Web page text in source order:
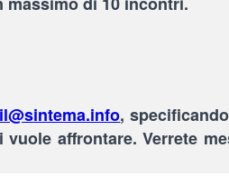
,
affrontare. Verrete